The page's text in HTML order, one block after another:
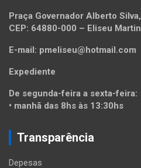
Praça Governador Alberto
CEP: 64880-000 – Eliseu
E-mail: pmeliseu@hotmail.com
Expediente
De segunda-feira a sexta-feira:
• manhã das 8hs às 13:30hs
Transparência
Depesas